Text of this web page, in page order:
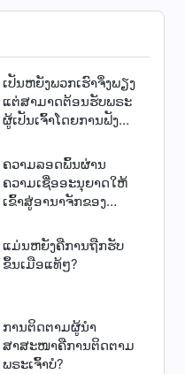
ເປັນຫຍັງພວກເຮົາຈຶ່ງພຽງ
ແຕ່ສາມາດຕ້ອນຮັບພຣະ
ຜູ້ເປັນເຈົ້າໂດຍການຟັງ
ຄວາມລອດພົ້ນຜ່ານ
ຄວາມເຊື່ອອະນຸຍາດໃຫ້
ເຂົ້າສູ່ອານາຈັກຂອງ
ແມ່ນຫຍັງຄືການຖືກຮັບ
ຂຶ້ນເມືອແທ້ໆ?
ການຕິດຕາມຜູ້ນໍາ
ສາສະໜາຄືການຕິດຕາມ
ພຣະເຈົ້າບໍ?